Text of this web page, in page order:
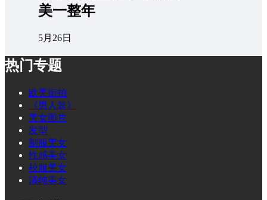
美一整年
5月26日
热门专题
欧美街拍
《男人装》
美女图片
发型
制服美女
性感美女
校服美女
清纯美女